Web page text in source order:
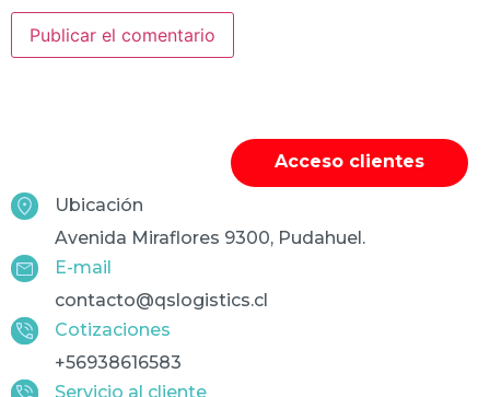
Acceso clientes
Avenida Miraflores 9300, Pudahuel.
Ubicación
contacto@qslogistics.cl
E-mail
+56938616583
Cotizaciones
Servicio al cliente